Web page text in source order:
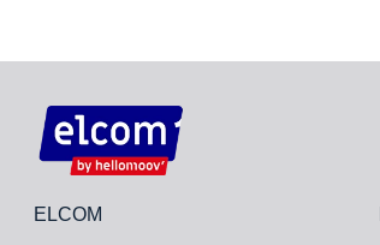
ELCOM